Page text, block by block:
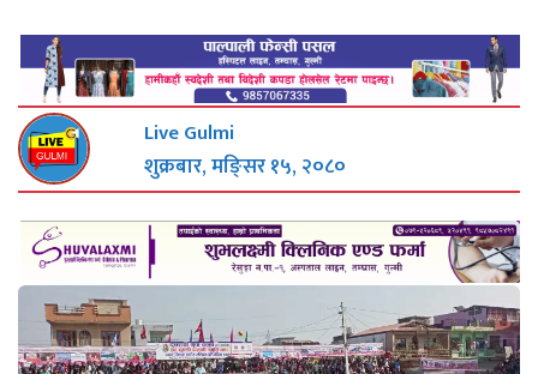
Live Gulmi
शुक्रबार, मङि्सर १५, २०८०